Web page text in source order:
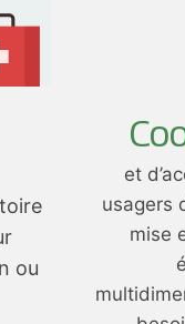
ou
et
usagers
mise